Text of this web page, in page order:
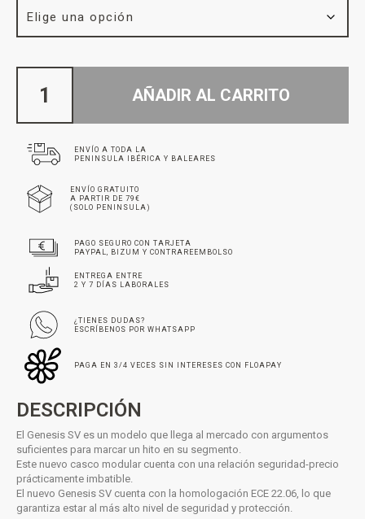
AÑADIR AL CARRITO
ENVÍO A TODA LA
PENINSULA IBÉRICA Y BALEARES
ENVÍO GRATUITO
A PARTIR DE 79€
(SOLO PENINSULA)
PAGO SEGURO CON TARJETA
PAYPAL, BIZUM Y CONTRAREEMBOLSO
ENTREGA ENTRE
2 Y 7 DÍAS LABORALES
¿TIENES DUDAS?
ESCRÍBENOS POR WHATSAPP
PAGA EN 3/4 VECES SIN INTERESES CON FLOAPAY
DESCRIPCIÓN
El Genesis SV es un modelo que llega al mercado con argumentos
suficientes para marcar un hito en su segmento.
Este nuevo casco modular cuenta con una relación seguridad-precio
prácticamente imbatible.
El nuevo Genesis SV cuenta con la homologación ECE 22.06, lo que
garantiza estar al más alto nivel de seguridad y protección.